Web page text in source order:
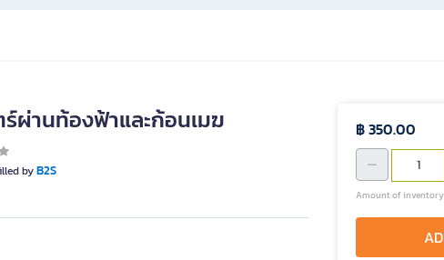
ผ่านท้องฟ้าและก้อนเมฆ
byB2S
฿ 350.00
Amount of inventory